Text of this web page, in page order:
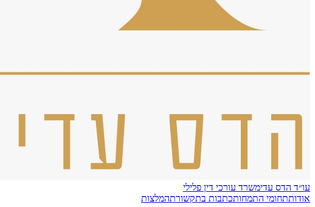
עו״ד הדס עדימשרד עורכי דין פלילי
אודותתחומי התמחותכתבות בתקשורתהמלצות